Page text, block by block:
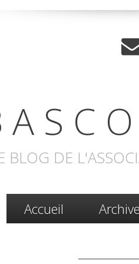
A S C
BLOG DE
Accueil